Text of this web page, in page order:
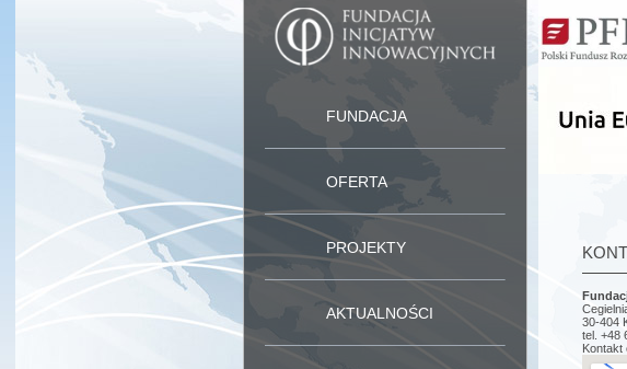
FUNDACJA
OFERTA
PROJEKTY
AKTUALNOŚCI
30-404
tel. +48
Kontakt